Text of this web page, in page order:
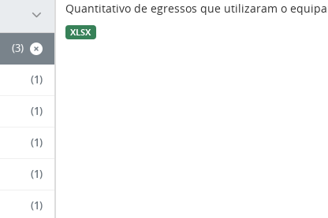
(3)
(1)
(1)
(1)
(1)
(1)
Quantitativo de egressos que utilizaram o
XLSX